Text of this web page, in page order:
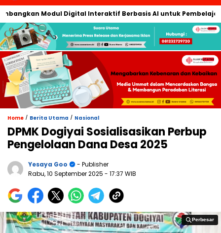
Modul Digital Interaktif Berbasis AI untuk Pembelajaran
Home / Berita Utama / Nasional
DPMK Dogiyai Sosialisasikan Perbup
Pengelolaan Dana Desa 2025
Yesaya Goo
- Publisher
Rabu, 10 September 2025 - 17:37 WIB
Perbesar
Perbesar